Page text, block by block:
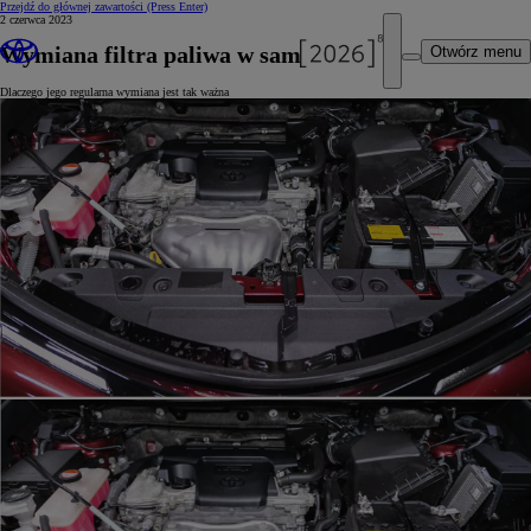
Przejdź do głównej zawartości (Press Enter)
Otwórz menu
2 czerwca 2023
Wymiana filtra paliwa w samochodzie
Dlaczego jego regularna wymiana jest tak ważna